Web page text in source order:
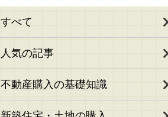
すべて
人気の記事
不動産購入の基礎知識